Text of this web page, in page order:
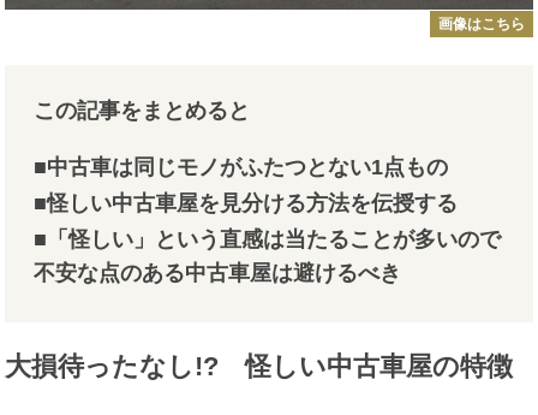
画像はこちら
この記事をまとめると
■中古車は同じモノがふたつとない1点もの
■怪しい中古車屋を見分ける方法を伝授する
■「怪しい」という直感は当たることが多いので
不安な点のある中古車屋は避けるべき
大損待ったなし!? 怪しい中古車屋の特徴